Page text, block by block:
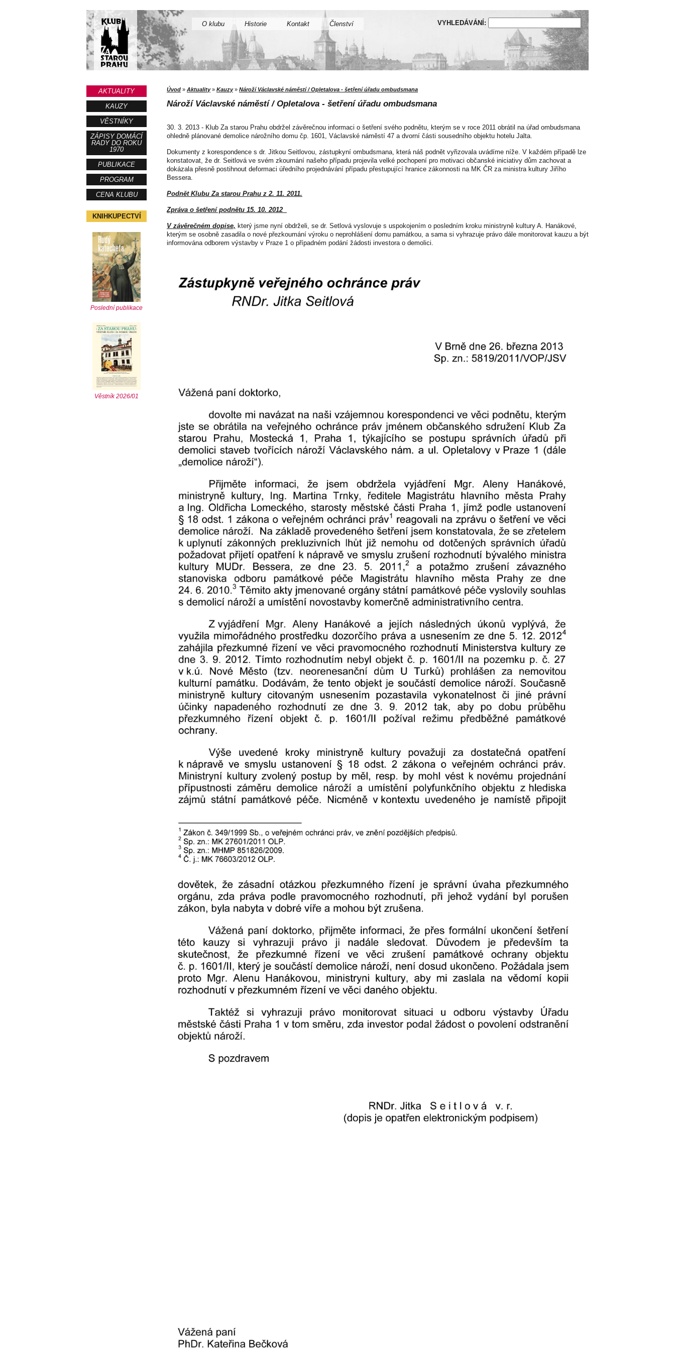
O klubu Historie Kontakt Členství VYHLEDÁVÁNÍ:
AKTUALITY
KAUZY
VĚSTNÍKY
ZÁPISY DOMÁCÍ
RADY DO ROKU
1970
PUBLIKACE
PROGRAM
CENA KLUBU
KNIHKUPECTVÍ
Poslední publikace
Věstník 2026/01
Úvod » Aktuality» Kauzy» Nároží Václavské náměstí / Opletalova - šetření úřadu ombudsmana
Nároží Václavské náměstí / Opletalova - šetření úřadu ombudsmana
30. 3. 2013 - Klub Za starou Prahu obdržel závěrečnou informaci o šetření svého podnětu, kterým se v roce 2011 obrátil na úřad ombudsmana
ohledně plánované demolice nárožního domu čp. 1601, Václavské náměstí 47 a dvorní části sousedního objektu hotelu Jalta.
Dokumenty z korespondence s dr. Jitkou Seitlovou, zástupkyní ombudsmana, která náš podnět vyřizovala uvádíme níže. V každém případě lze
konstatovat, že dr. Seitlová ve svém zkoumání našeho případu projevila velké pochopení pro motivaci občanské iniciativy dům zachovat a
dokázala přesně postihnout deformaci úředního projednávání případu přestupující hranice zákonnosti na MK ČR za ministra kultury Jiřího
Bessera.
Podnět Klubu Za starou Prahu z 2. 11. 2011.
Zpráva o šetření podnětu 15. 10. 2012
V závěrečném dopise, který jsme nyní obdrželi, se dr. Setlová vyslovuje s uspokojením o posledním kroku ministryně kultury A. Hanákové,
kterým se osobně zasadila o nové přezkoumání výroku o neprohlášení domu památkou, a sama si vyhrazuje právo dále monitorovat kauzu a být
informována odborem výstavby v Praze 1 o případném podání žádosti investora o demolici.